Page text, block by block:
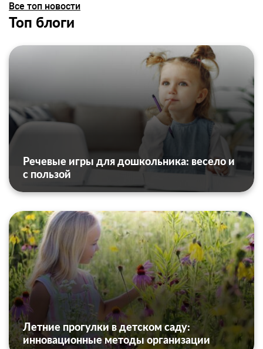
Все топ новости
Топ блоги
Речевые игры для дошкольника: весело и
с пользой
Летние прогулки в детском саду:
инновационные методы организации